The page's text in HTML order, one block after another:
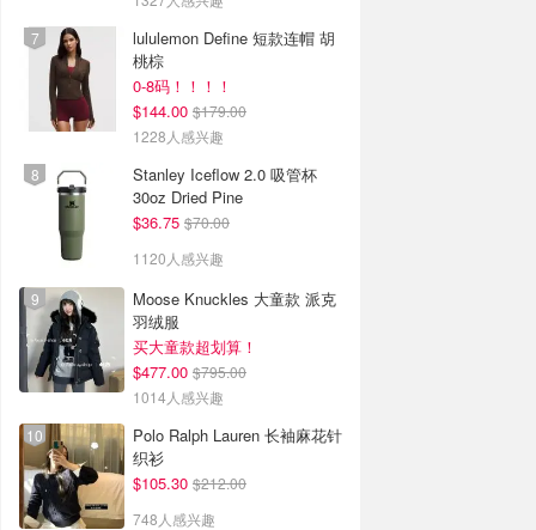
lululemon Define 短款连帽 胡
桃棕
0-8码！！！！
$144.00 $179.00
1228人感兴趣
Stanley Iceflow 2.0 吸管杯
30oz Dried Pine
$36.75 $70.00
1120人感兴趣
Moose Knuckles 大童款 派克
羽绒服
买大童款超划算！
$477.00 $795.00
1014人感兴趣
Polo Ralph Lauren 长袖麻花针
织衫
$105.30 $212.00
748人感兴趣